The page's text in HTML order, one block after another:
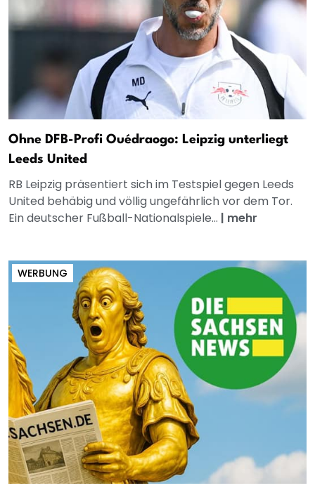
Ohne DFB-Profi Ouédraogo: Leipzig unterliegt
Leeds United
RB Leipzig präsentiert sich im Testspiel gegen Leeds
United behäbig und völlig ungefährlich vor dem Tor.
Ein deutscher Fußball-Nationalspiele... | mehr
WERBUNG